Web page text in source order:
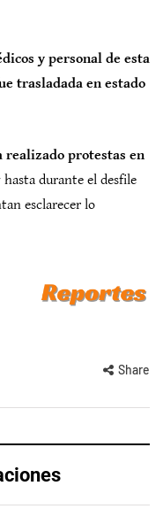
y personal de esta
trasladada en estado
realizado protestas en
durante el desfile
esclarecer lo
Share